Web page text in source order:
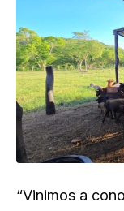
“Vinimos a